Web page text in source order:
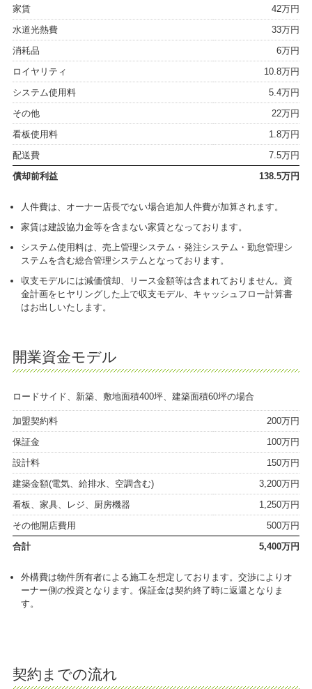
家賃
42万円
水道光熱費
33万円
消耗品
6万円
ロイヤリティ
10.8万円
システム使用料
5.4万円
その他
22万円
看板使用料
1.8万円
配送費
7.5万円
償却前利益
138.5万円
人件費は、オーナー店長でない場合追加人件費が加算されます。
家賃は建設協力金等を含まない家賃となっております。
システム使用料は、売上管理システム・発注システム・勤怠管理シ
ステムを含む総合管理システムとなっております。
収支モデルには減価償却、リース金額等は含まれておりません。資
金計画をヒヤリングした上で収支モデル、キャッシュフロー計算書
はお出しいたします。
開業資金モデル
ロードサイド、新築、敷地面積400坪、建築面積60坪の場合
加盟契約料
200万円
保証金
100万円
設計料
150万円
建築金額(電気、給排水、空調含む)
3,200万円
看板、家具、レジ、厨房機器
1,250万円
その他開店費用
500万円
合計
5,400万円
外構費は物件所有者による施工を想定しております。交渉によりオ
ーナー側の投資となります。保証金は契約終了時に返還となりま
す。
契約までの流れ